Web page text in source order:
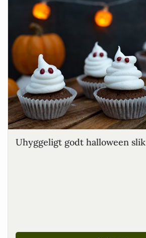
Uhyggeligt godt halloween slik